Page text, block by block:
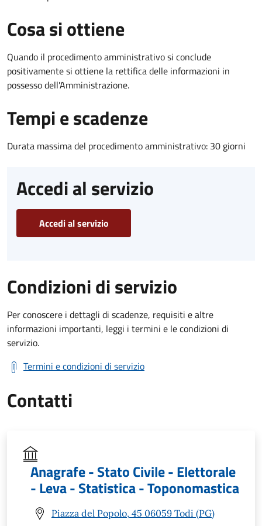
Cosa si ottiene
Quando il procedimento amministrativo si conclude
positivamente si ottiene la rettifica delle informazioni in
possesso dell'Amministrazione.
Tempi e scadenze
Durata massima del procedimento amministrativo: 30 giorni
Accedi al servizio
Accedi al servizio
Condizioni di servizio
Per conoscere i dettagli di scadenze, requisiti e altre
informazioni importanti, leggi i termini e le condizioni di
servizio.
Termini e condizioni di servizio
Contatti
Anagrafe - Stato Civile - Elettorale
- Leva - Statistica - Toponomastica
Piazza del Popolo, 45 06059 Todi (PG)